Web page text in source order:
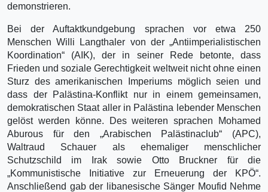
demonstrieren.
Bei der Auftaktkundgebung sprachen vor etwa 250
Menschen Willi Langthaler von der „Antiimperialistischen
Koordination“ (AIK), der in seiner Rede betonte, dass
Frieden und soziale Gerechtigkeit weltweit nicht ohne einen
Sturz des amerikanischen Imperiums möglich seien und
dass der Palästina-Konflikt nur in einem gemeinsamen,
demokratischen Staat aller in Palästina lebender Menschen
gelöst werden könne. Des weiteren sprachen Mohamed
Aburous für den „Arabischen Palästinaclub“ (APC),
Waltraud Schauer als ehemaliger menschlicher
Schutzschild im Irak sowie Otto Bruckner für die
„Kommunistische Initiative zur Erneuerung der KPÖ“.
Anschließend gab der libanesische Sänger Moufid Nehme